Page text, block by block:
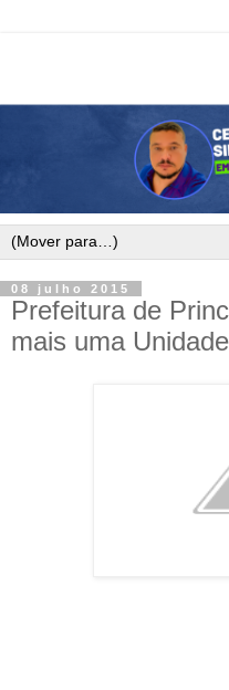
08 julho 2015
Prefeitura de
mais uma